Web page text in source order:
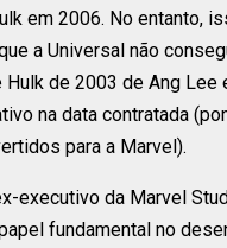
em 2006. No entanto,
a Universal não
de 2003 de Ang Lee
na data contratada
para a Marvel).
executivo da Marvel
fundamental no